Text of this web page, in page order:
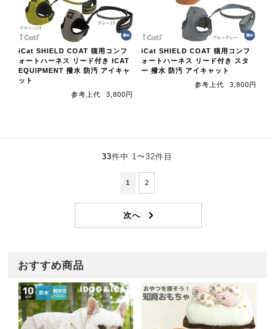
iCat SHIELD COAT 猫用コンフ
ォートハーネス リード付き ICAT
EQUIPMENT 撥水 防汚 アイキャ
ット
参考上代
3,800円
iCat SHIELD COAT 猫用コンフ
ォートハーネス リード付き スタ
ー 撥水 防汚 アイキャット
参考上代
3,800円
33件中 1〜32件目
1 2
おすすめ商品